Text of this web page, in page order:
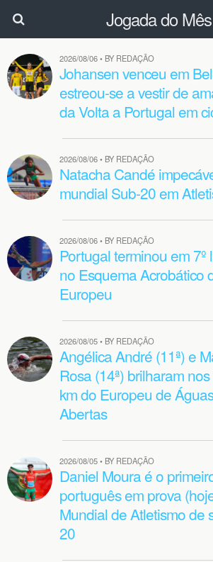
Jogada do Mês
2026/08/06 • BY REDAÇÃO
Johansen venceu em
estreou-se a vestir de
da Volta a Portugal em
2026/08/06 • BY REDAÇÃO
Natacha Candé
mundial Sub-20 em
2026/08/06 • BY REDAÇÃO
Portugal terminou em 7º
no Esquema Acrobático
Europeu
2026/08/05 • BY REDAÇÃO
Angélica André (11ª) e
Rosa (14ª) brilharam
km do Europeu de Águas
Abertas
2026/08/05 • BY REDAÇÃO
Daniel Moura é o
português em prova
Mundial de Atletismo de
20